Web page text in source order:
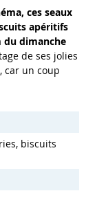
ces seaux
apéritifs
du dimanche
de ses jolies
, car un coup
biscuits